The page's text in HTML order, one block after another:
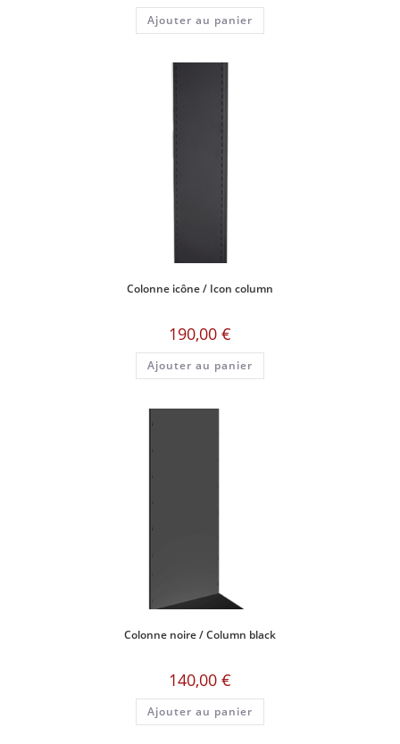
Ajouter au panier
Colonne icône / Icon column
190,00 €
Ajouter au panier
Colonne noire / Column black
140,00 €
Ajouter au panier